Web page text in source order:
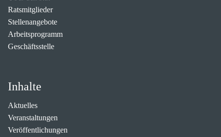
Ratsmitglieder
Stellenangebote
Arbeitsprogramm
Geschäftsstelle
Inhalte
Aktuelles
Veranstaltungen
Veröffentlichungen